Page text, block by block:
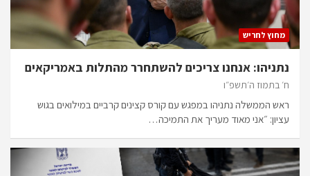
מחוץ לחריש
נתניהו: אנחנו צריכים להשתחרר מהתלות באמריקאים
ח׳ בתמוז ה׳תשפ״ו
ראש הממשלה נתניהו במפגש עם קורס קצינים קרביים במילואים בגוש
עציון: ״אני מאוד מעריך את התמיכה…